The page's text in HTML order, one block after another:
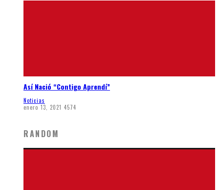
Así Nació “Contigo Aprendí”
Noticias
enero 13, 2021 4574
RANDOM